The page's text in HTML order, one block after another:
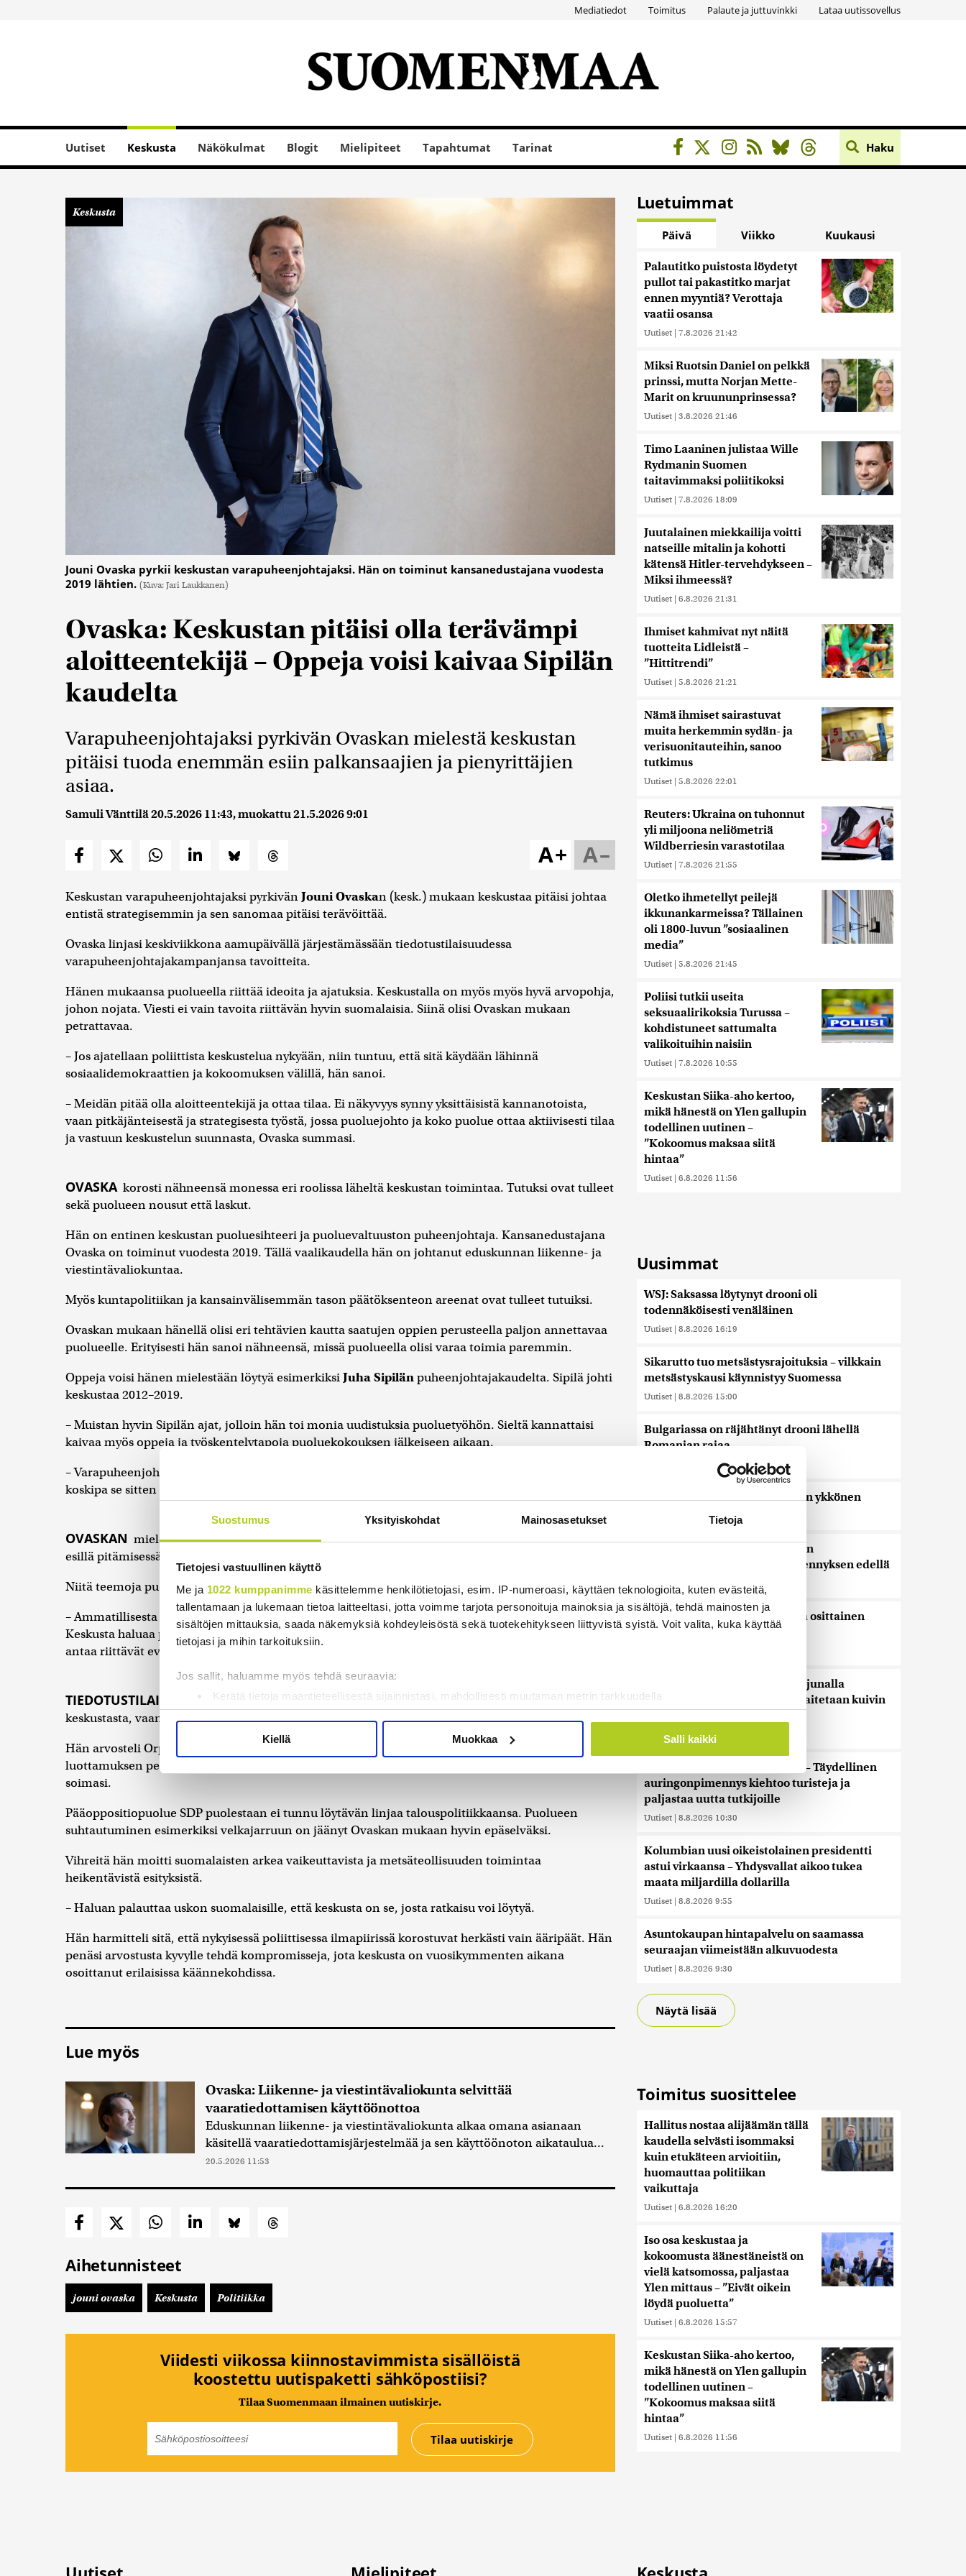
Suostumus Yksityiskohdat Mainosasetukset Tietoja
Tietojesi vastuullinen käyttö
Me ja 1022 kumppanimme käsittelemme henkilötietojasi, esim. IP-numeroasi, käyttäen teknologioita, kuten evästeitä,
tallentamaan ja lukemaan tietoa laitteeltasi, jotta voimme tarjota personoituja mainoksia ja sisältöjä, tehdä mainosten ja
sisältöjen mittauksia, saada näkemyksiä kohdeyleisöstä sekä tuotekehitykseen liittyvistä syistä. Voit valita, kuka käyttää
tietojasi ja mihin tarkoituksiin.
Jos sallit, haluamme myös tehdä seuraavia:
Kerätä tietoja maantieteellisestä sijainnistasi, mahdollisesti muutaman metrin tarkkuudella
Tunnistaa laitteesi skannaamalla sen ominaispiirteitä aktiivisesti (sormenjäljen muodostaminen)
Lue lisää siitä, miten henkilötietojasi käsitellään ja miten voit määrittää asetuksesi
. Voit muuttaa
Käytämme evästeitä tarjoamamme sisällön ja mainosten räätälöimiseen, sosiaalisen median ominaisuuksien tukemiseen
ja kävijämäärämme analysoimiseen. Lisäksi jaamme sosiaalisen median, mainosalan ja analytiikka-alan
kumppaneillemme tietoja siitä, miten käytät sivustoamme. Kumppanimme voivat yhdistää näitä tietoja muihin tietoihin, joita
olet antanut heille tai joita on kerätty, kun olet käyttänyt heidän palvelujaan. Tietoja saatetaan myös siirtää ulkomaille.
Kiellä Muokkaa Salli kaikki
Mediatiedot Toimitus Palaute ja juttuvinkki Lataa uutissovellus
Uutiset Keskusta Näkökulmat Blogit Mielipiteet Tapahtumat Tarinat Haku
Keskusta
Jouni Ovaska pyrkii keskustan varapuheenjohtajaksi. Hän on toiminut kansanedustajana vuodesta
2019 lähtien. (Kuva: Jari Laukkanen)
Ovaska: Keskustan pitäisi olla terävämpi
aloitteentekijä – Oppeja voisi kaivaa Sipilän
kaudelta
Varapuheenjohtajaksi pyrkivän Ovaskan mielestä keskustan
pitäisi tuoda enemmän esiin palkansaajien ja pienyrittäjien
asiaa.
Samuli Vänttilä20.5.2026 11:43, muokattu21.5.2026 9:01
A–
A+
Keskustan varapuheenjohtajaksi pyrkivänJouni Ovaskan (kesk.) mukaan keskustaa pitäisi johtaa
entistä strategisemmin ja sen sanomaa pitäisi terävöittää.
Ovaska linjasi keskiviikkona aamupäivällä järjestämässään tiedotustilaisuudessa
varapuheenjohtajakampanjansa tavoitteita.
Hänen mukaansa puolueella riittää ideoita ja ajatuksia. Keskustalla on myös myös hyvä arvopohja,
johon nojata. Viesti ei vain tavoita riittävän hyvin suomalaisia. Siinä olisi Ovaskan mukaan
petrattavaa.
– Jos ajatellaan poliittista keskustelua nykyään, niin tuntuu, että sitä käydään lähinnä
sosiaalidemokraattien ja kokoomuksen välillä, hän sanoi.
– Meidän pitää olla aloitteentekijä ja ottaa tilaa. Ei näkyvyys synny yksittäisistä kannanotoista,
vaan pitkäjänteisestä ja strategisesta työstä, jossa puoluejohto ja koko puolue ottaa aktiivisesti tilaa
ja vastuun keskustelun suunnasta, Ovaska summasi.
OVASKA korosti nähneensä monessa eri roolissa läheltä keskustan toimintaa. Tutuksi ovat tulleet
sekä puolueen nousut että laskut.
Hän on entinen keskustan puoluesihteeri ja puoluevaltuuston puheenjohtaja. Kansanedustajana
Ovaska on toiminut vuodesta 2019. Tällä vaalikaudella hän on johtanut eduskunnan liikenne- ja
viestintävaliokuntaa.
Myös kuntapolitiikan ja kansainvälisemmän tason päätöksenteon areenat ovat tulleet tutuiksi.
Ovaskan mukaan hänellä olisi eri tehtävien kautta saatujen oppien perusteella paljon annettavaa
puolueelle. Erityisesti hän sanoi nähneensä, missä puolueella olisi varaa toimia paremmin.
Oppeja voisi hänen mielestään löytyä esimerkiksiJuha Sipilänpuheenjohtajakaudelta. Sipilä johti
keskustaa 2012–2019.
– Muistan hyvin Sipilän ajat, jolloin hän toi monia uudistuksia puoluetyöhön. Sieltä kannattaisi
kaivaa myös oppeja ja työskentelytapoja puoluekokouksen jälkeiseen aikaan.
– Varapuheenjohtajana haluan olla tekemässä puolueelle linjaa, joka on ymmärrettävä ja erottuu,
koskipa se sitten perhepolitiikkaa, koulutuspolitiikkaa tai ulkopolitiikkaa.
OVASKAN mielestä keskustalla olisi parannettavaa myös palkansaajien ja pienyrittäjien asioiden
esillä pitämisessä.
Niitä teemoja puolue ei hänen mukaansa ole viime vuosina tuonut tarpeeksi esiin.
– Ammatillisesta koulutuksesta on tällä kaudella leikattu rajusti ja aikuiskoulutustuki lakkautettu.
Keskusta haluaa palauttaa aikuiskoulutustuen ja keskusta haluaa, että ammatillinen koulutus
antaa riittävät eväät työelämään, hän sanoi.
TIEDOTUSTILAISUUDESSAAN Ovaska painotti, ettei kyse oli kuitenkaan pohjimmiltaan
keskustasta, vaan koko Suomesta.
Hän arvosteli Orpon hallitusta ja etenkin pääministeripuolue kokoomusta suomalaisten
luottamuksen pettämisestä. Kasvussa ovat niin työttömyys, velka kuin konkurssitkin, Ovaska
soimasi.
Pääoppositiopuolue SDP puolestaan ei tunnu löytävän linjaa talouspolitiikkaansa. Puolueen
suhtautuminen esimerkiksi velkajarruun on jäänyt Ovaskan mukaan hyvin epäselväksi.
Vihreitä hän moitti suomalaisten arkea vaikeuttavista ja metsäteollisuuden toimintaa
heikentävistä esityksistä.
– Haluan palauttaa uskon suomalaisille, että keskusta on se, josta ratkaisu voi löytyä.
Hän harmitteli sitä, että nykyisessä poliittisessa ilmapiirissä korostuvat herkästi vain ääripäät. Hän
penäsi arvostusta kyvylle tehdä kompromisseja, jota keskusta on vuosikymmenten aikana
osoittanut erilaisissa käännekohdissa.
Lue myös
Ovaska: Liikenne- ja viestintävaliokunta selvittää
vaaratiedottamisen käyttöönottoa
Eduskunnan liikenne- ja viestintävaliokunta alkaa omana asianaan
käsitellä vaaratiedottamisjärjestelmää ja sen käyttöönoton aikataulua...
20.5.2026 11:53
Aihetunnisteet
jouni ovaska Keskusta Politiikka
Viidesti viikossa kiinnostavimmista sisällöistä
koostettu uutispaketti sähköpostiisi?
Tilaa Suomenmaan ilmainen uutiskirje.
Luetuimmat
Päivä Viikko Kuukausi
Palautitko puistosta löydetyt
pullot tai pakastitko marjat
ennen myyntiä? Verottaja
vaatii osansa
Uutiset | 7.8.2026 21:42
Miksi Ruotsin Daniel on pelkkä
prinssi, mutta Norjan Mette-
Marit on kruununprinsessa?
Uutiset | 3.8.2026 21:46
Timo Laaninen julistaa Wille
Rydmanin Suomen
taitavimmaksi poliitikoksi
Uutiset | 7.8.2026 18:09
Juutalainen miekkailija voitti
natseille mitalin ja kohotti
kätensä Hitler-tervehdykseen –
Miksi ihmeessä?
Uutiset | 6.8.2026 21:31
Ihmiset kahmivat nyt näitä
tuotteita Lidleistä –
”Hittitrendi”
Uutiset | 5.8.2026 21:21
Nämä ihmiset sairastuvat
muita herkemmin sydän- ja
verisuonitauteihin, sanoo
tutkimus
Uutiset | 5.8.2026 22:01
Reuters: Ukraina on tuhonnut
yli miljoona neliömetriä
Wildberriesin varastotilaa
Uutiset | 7.8.2026 21:55
Oletko ihmetellyt peilejä
ikkunankarmeissa? Tällainen
oli 1800-luvun ”sosiaalinen
media”
Uutiset | 5.8.2026 21:45
Poliisi tutkii useita
seksuaalirikoksia Turussa –
kohdistuneet sattumalta
valikoituihin naisiin
Uutiset | 7.8.2026 10:55
Keskustan Siika-aho kertoo,
mikä hänestä on Ylen gallupin
todellinen uutinen –
”Kokoomus maksaa siitä
hintaa”
Uutiset | 6.8.2026 11:56
Uusimmat
WSJ: Saksassa löytynyt drooni oli
todennäköisesti venäläinen
Uutiset | 8.8.2026 16:19
Sikarutto tuo metsästysrajoituksia – vilkkain
metsästyskausi käynnistyy Suomessa
Uutiset | 8.8.2026 15:00
Bulgariassa on räjähtänyt drooni lähellä
Romanian rajaa
8.8.2026 14:40
HS: Kaikkonen puoluejohtajien ykkönen
8.8.2026 13:09
Ursa on myynyt ennätysmäärän
pimennyslaseja auringonpimennyksen edellä
Uutiset 8.8.2026 11:31
Suomessa näkyy keskiviikkona osittainen
auringonpimennys
Ensi viikolla Suomesta pääsee junalla
Haaparantaan, mutta matka taitetaan kuivin
Uutiset 8.8.2026 10:44
”Se tuntuu maailmanlopulta” – Täydellinen
auringonpimennys kiehtoo turisteja ja
paljastaa uutta tutkijoille
Uutiset | 8.8.2026 10:30
Kolumbian uusi oikeistolainen presidentti
astui virkaansa – Yhdysvallat aikoo tukea
maata miljardilla dollarilla
Uutiset | 8.8.2026 9:55
Asuntokaupan hintapalvelu on saamassa
seuraajan viimeistään alkuvuodesta
Uutiset | 8.8.2026 9:30
Näytä lisää
Toimitus suosittelee
Hallitus nostaa alijäämän tällä
kaudella selvästi isommaksi
kuin etukäteen arvioitiin,
huomauttaa politiikan
vaikuttaja
Uutiset | 6.8.2026 16:20
Iso osa keskustaa ja
kokoomusta äänestäneistä on
vielä katsomossa, paljastaa
Ylen mittaus – ”Eivät oikein
löydä puoluetta”
Uutiset | 6.8.2026 15:57
Keskustan Siika-aho kertoo,
mikä hänestä on Ylen gallupin
todellinen uutinen –
”Kokoomus maksaa siitä
hintaa”
Uutiset | 6.8.2026 11:56